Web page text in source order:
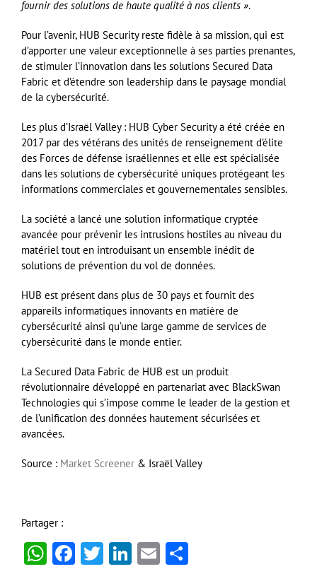
fournir des solutions de haute qualité à nos clients ».
Pour l’avenir, HUB Security reste fidèle à sa mission, qui est
d’apporter une valeur exceptionnelle à ses parties prenantes,
de stimuler l’innovation dans les solutions Secured Data
Fabric et d’étendre son leadership dans le paysage mondial
de la cybersécurité.
Les plus d’Israël Valley : HUB Cyber Security a été créée en
2017 par des vétérans des unités de renseignement d’élite
des Forces de défense israéliennes et elle est spécialisée
dans les solutions de cybersécurité uniques protégeant les
informations commerciales et gouvernementales sensibles.
La société a lancé une solution informatique cryptée
avancée pour prévenir les intrusions hostiles au niveau du
matériel tout en introduisant un ensemble inédit de
solutions de prévention du vol de données.
HUB est présent dans plus de 30 pays et fournit des
appareils informatiques innovants en matière de
cybersécurité ainsi qu’une large gamme de services de
cybersécurité dans le monde entier.
La Secured Data Fabric de HUB est un produit
révolutionnaire développé en partenariat avec BlackSwan
Technologies qui s’impose comme le leader de la gestion et
de l’unification des données hautement sécurisées et
avancées.
Source : Market Screener & Israël Valley
Partager :
WhatsApp
Facebook
Twitter
LinkedIn
Email